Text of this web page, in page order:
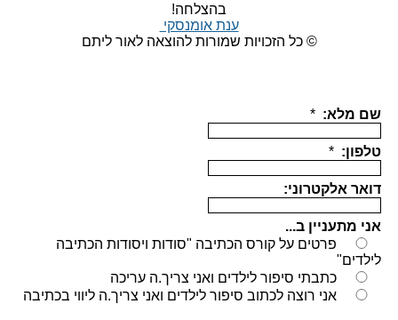
בהצלחה!
ענת אומנסקי
© כל הזכויות שמורות להוצאה לאור ליתם